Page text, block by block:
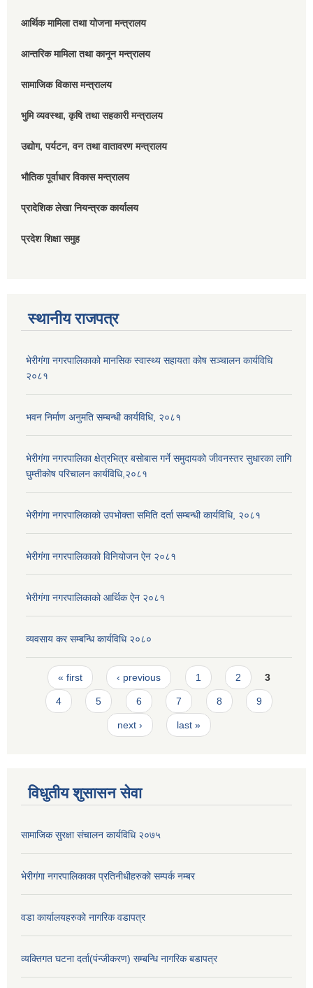
आर्थिक मामिला तथा योजना मन्त्रालय
आन्तरिक मामिला तथा कानून मन्त्रालय
सामाजिक विकास मन्त्रालय
भुमि व्यवस्था, कृषि तथा सहकारी मन्त्रालय
उद्योग, पर्यटन, वन तथा वातावरण मन्त्रालय
भौतिक पूर्वाधार विकास मन्त्रालय
प्रादेशिक लेखा नियन्त्रक कार्यालय
प्रदेश शिक्षा समुह
स्थानीय राजपत्र
भेरीगंगा नगरपालिकाको मानसिक स्वास्थ्य सहायता कोष सञ्चालन कार्यविधि
२०८१
भवन निर्माण अनुमति सम्बन्धी कार्यविधि, २०८१
भेरीगंगा नगरपालिका क्षेत्रभित्र बसोबास गर्ने समुदायको जीवनस्तर सुधारका लागि
घुम्तीकोष परिचालन कार्यविधि,२०८१
भेरीगंगा नगरपालिकाको उपभोक्ता समिति दर्ता सम्बन्धी कार्यविधि, २०८१
भेरीगंगा नगरपालिकाको विनियोजन ऐन २०८१
भेरीगंगा नगरपालिकाको आर्थिक ऐन २०८१
व्यवसाय कर सम्बन्धि कार्यविधि २०८०
Pages
« first ‹ previous 1 2 3
4 5 6 7 8 9
next › last »
विधुतीय शुसासन सेवा
सामाजिक सुरक्षा संचालन कार्यविधि २०७५
भेरीगंगा नगरपालिकाका प्रतिनीधीहरुको सम्पर्क नम्बर
वडा कार्यालयहरुको नागरिक वडापत्र
व्यक्तिगत घटना दर्ता(पंन्जीकरण) सम्बन्धि नागरिक बडापत्र